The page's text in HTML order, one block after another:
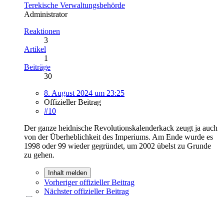
Terekische Verwaltungsbehörde
Administrator
Reaktionen
3
Artikel
1
Beiträge
30
8. August 2024 um 23:25
Offizieller Beitrag
#10
Der ganze heidnische Revolutionskalenderkack zeugt ja auch
von der Überheblichkeit des Imperiums. Am Ende wurde es
1998 oder 99 wieder gegründet, um 2002 übelst zu Grunde
zu gehen.
Inhalt melden
Vorheriger offizieller Beitrag
Nächster offizieller Beitrag